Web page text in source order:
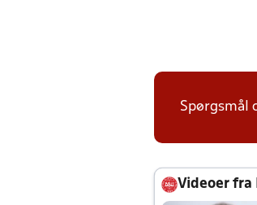
Spørgsmål
Videoer fra